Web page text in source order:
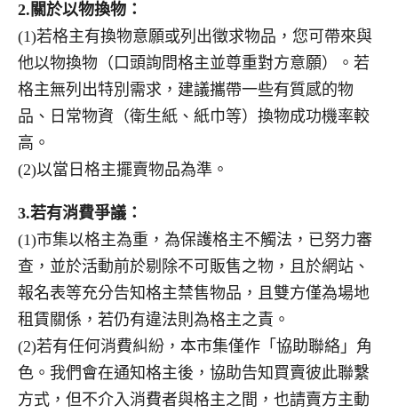
2. 關於以物換物：
(1)若格主有換物意願或列出徵求物品，您可帶來與
他以物換物（口頭詢問格主並尊重對方意願）。若
格主無列出特別需求，建議攜帶一些有質感的物
品、日常物資（衛生紙、紙巾等）換物成功機率較
高。
(2)以當日格主擺賣物品為準。
3.若有消費爭議：
(1)市集以格主為重，為保護格主不觸法，已努力審
查，並於活動前於剔除不可販售之物，且於網站、
報名表等充分告知格主禁售物品，且雙方僅為場地
租賃關係，若仍有違法則為格主之責。
(2)若有任何消費糾紛，本市集僅作「協助聯絡」角
色。我們會在通知格主後，協助告知買賣彼此聯繫
方式，但不介入消費者與格主之間，也請賣方主動